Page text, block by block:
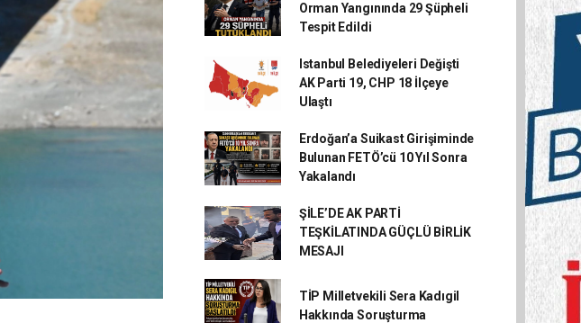
Orman Yangınında 29 Şüpheli
Tespit Edildi
Istanbul Belediyeleri Değişti
AK Parti 19, CHP 18 İlçeye
Ulaştı
Erdoğan’a Suikast Girişiminde
Bulunan FETÖ’cü 10 Yıl Sonra
Yakalandı
ŞİLE’DE AK PARTİ
TEŞKİLATINDA GÜÇLÜ BİRLİK
MESAJI
TİP Milletvekili Sera Kadıgil
Hakkında Soruşturma